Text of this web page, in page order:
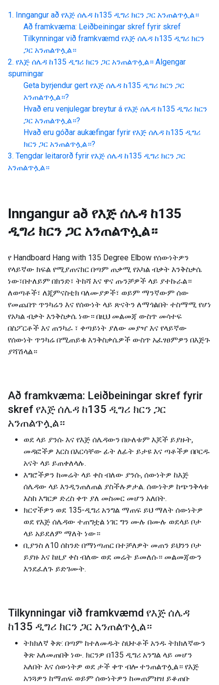
Inngangur að የእጅ ሰሌዳ ከ135 ዲግሪ ክርን ጋር አንጠልጥሏል።
Að framkvæma: Leiðbeiningar skref fyrir skref
Tilkynningar við framkvæmd የእጅ ሰሌዳ ከ135 ዲግሪ ክርን
ጋር አንጠልጥሏል።
የእጅ ሰሌዳ ከ135 ዲግሪ ክርን ጋር አንጠልጥሏል። Algengar
spurningar
Geta byrjendur gert የእጅ ሰሌዳ ከ135 ዲግሪ ክርን ጋር
አንጠልጥሏል።?
Hvað eru venjulegar breytur á የእጅ ሰሌዳ ከ135 ዲግሪ ክርን
ጋር አንጠልጥሏል።?
Hvað eru góðar aukæfingar fyrir የእጅ ሰሌዳ ከ135 ዲግሪ
ክርን ጋር አንጠልጥሏል።?
Tengdar leitarorð fyrir የእጅ ሰሌዳ ከ135 ዲግሪ ክርን ጋር
አንጠልጥሏል።
Inngangur að የእጅ ሰሌዳ ከ135
ዲግሪ ክርን ጋር አንጠልጥሏል።
የ Handboard Hang with 135 Degree Elbow የሰውነትዎን
የላይኛው ክፍል የሚያጠናክር በጣም ጠቃሚ የአካል ብቃት እንቅስቃሴ
ነው፣በተለይም በክንድ፣ ትከሻ እና ዋና ጡንቻዎች ላይ ያተኩራል።
ለወጣቶች፣ ለጂምናስቲክ ባለሙያዎች፣ ወይም ማንኛውም ሰው
የመጨበጥ ጥንካሬን እና የሰውነት ላይ ጽናትን ለማጎልበት ተስማሚ የሆነ
የአካል ብቃት እንቅስቃሴ ነው። በዚህ መልመጃ ውስጥ መሳተፍ
በስፖርቶች እና ጠንካራ ፣ ቀጣይነት ያለው መያዣ እና የላይኛው
የሰውነት ጥንካሬ በሚጠይቁ እንቅስቃሴዎች ውስጥ አፈፃፀምዎን በእጅጉ
ያሻሽላል።
Að framkvæma: Leiðbeiningar skref fyrir
skref የእጅ ሰሌዳ ከ135 ዲግሪ ክርን ጋር
አንጠልጥሏል።
ወደ ላይ ያንሱ እና የእጅ ሰሌዳውን በሁለቱም እጆች ይያዙት,
መዳፎችዎ እርስ በእርሳቸው ፊት ለፊት ይታዩ እና ጣቶችዎ በቦርዱ
አናት ላይ ይጠቀለላሉ.
እግሮችዎን ከመሬት ላይ ቀስ ብለው ያንሱ, ሰውነትዎ ከእጅ
ሰሌዳው ላይ እንዲንጠለጠል ያስችሉዎታል. ሰውነትዎ ከጭንቅላቱ
እስከ እግርዎ ድረስ ቀጥ ያለ መስመር መሆን አለበት.
ክርኖችዎን ወደ 135-ዲግሪ አንግል ማጠፍ ይህ ማለት ሰውነትዎ
ወደ የእጅ ሰሌዳው ተጠግቷል ነገር ግን ሙሉ በሙሉ ወደላይ ቦታ
ላይ አይደለም ማለት ነው።
ቢያንስ ለ10 ሰከንድ በማነጣጠር በተቻለዎት መጠን ይህንን ቦታ
ይያዙ እና ከዚያ ቀስ ብለው ወደ መሬት ይመለሱ። መልመጃውን
እንደፈለጉ ይድገሙት.
Tilkynningar við framkvæmd የእጅ ሰሌዳ
ከ135 ዲግሪ ክርን ጋር አንጠልጥሏል።
ትክክለኛ ቅጽ: በጣም ከተለመዱት ስህተቶች አንዱ ትክክለኛውን
ቅጽ አለመጠበቅ ነው. ክርንዎ በ135 ዲግሪ አንግል ላይ መሆን
አለበት እና ሰውነትዎ ወደ ታች ቀጥ ብሎ ተንጠልጥሏል። የእጅ
አንጓዎን ከማጠፍ ወይም ሰውነትዎን ከመጠምዘዝ ይቆጠቡ